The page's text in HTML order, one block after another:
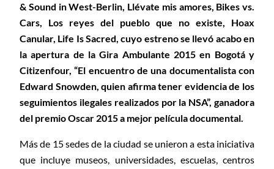
& Sound in West-Berlin, Llévate mis amores, Bikes vs.
Cars, Los reyes del pueblo que no existe, Hoax
Canular, Life Is Sacred, cuyo estreno se llevó acabo en
la apertura de la Gira Ambulante 2015 en Bogotá y
Citizenfour, “El encuentro de una documentalista con
Edward Snowden, quien afirma tener evidencia de los
seguimientos ilegales realizados por la NSA”, ganadora
del premio Oscar 2015 a mejor película documental.
Más de 15 sedes de la ciudad se unieron a esta iniciativa
que incluye museos, universidades, escuelas, centros